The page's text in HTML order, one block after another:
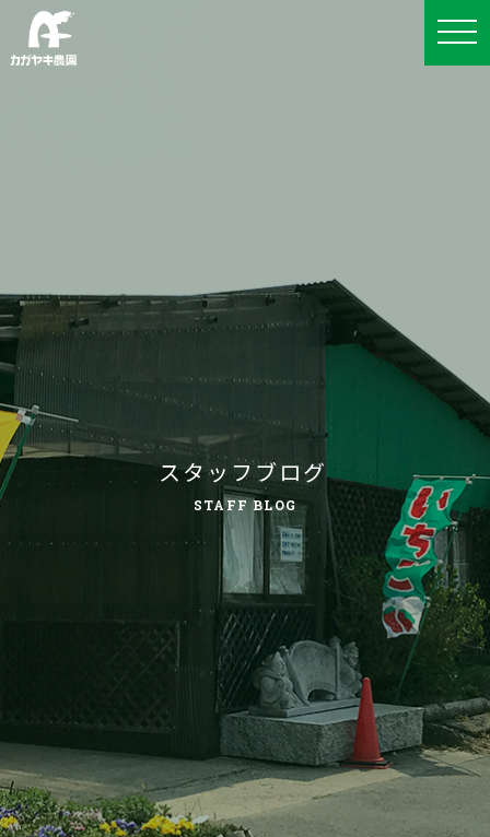
スタッフブログ
STAFF BLOG